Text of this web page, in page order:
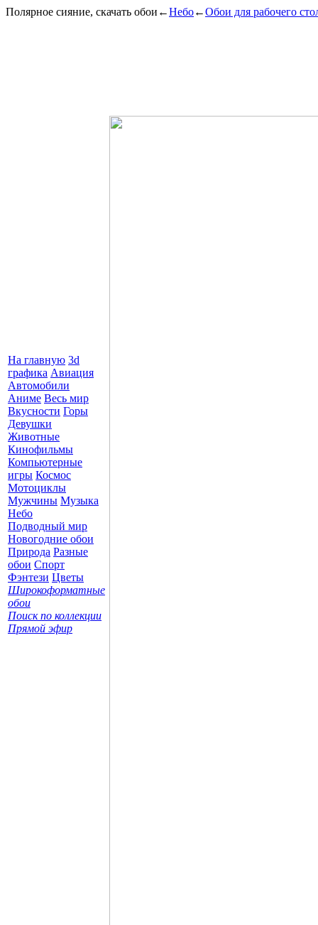
Полярное сияние, скачать обои ←Небо←Обои для рабочего
На главную 3d
графика Авиация
Автомобили
Аниме Весь мир
Вкусности Горы
Девушки
Животные
Кинофильмы
Компьютерные
игры Космос
Мотоциклы
Мужчины Музыка
Небо
Подводный мир
Новогодние обои
Природа Разные
обои Спорт
Фэнтези Цветы
Широкоформатные
обои
Поиск по коллекции
Прямой эфир